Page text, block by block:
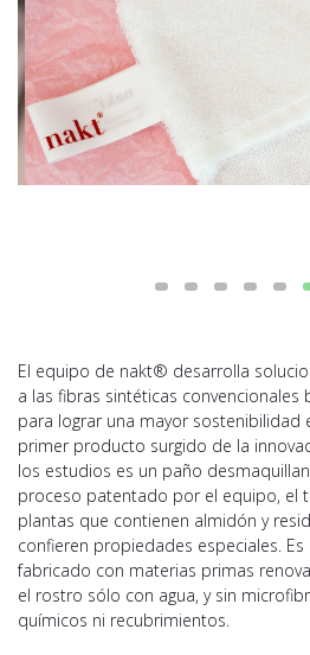
El equipo de nakt® desarrolla
a las fibras sintéticas convencionales
para lograr una mayor sostenibilidad
primer producto surgido de la
los estudios es un paño
proceso patentado por el equipo, el
plantas que contienen almidón y
confieren propiedades especiales.
fabricado con materias primas
el rostro sólo con agua, y sin
químicos ni recubrimientos.